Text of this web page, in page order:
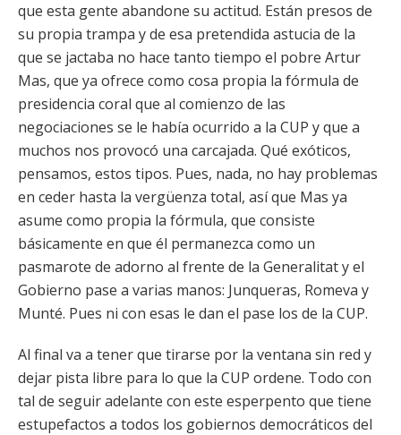
que esta gente abandone su actitud. Están presos de
su propia trampa y de esa pretendida astucia de la
que se jactaba no hace tanto tiempo el pobre Artur
Mas, que ya ofrece como cosa propia la fórmula de
presidencia coral que al comienzo de las
negociaciones se le había ocurrido a la CUP y que a
muchos nos provocó una carcajada. Qué exóticos,
pensamos, estos tipos. Pues, nada, no hay problemas
en ceder hasta la vergüenza total, así que Mas ya
asume como propia la fórmula, que consiste
básicamente en que él permanezca como un
pasmarote de adorno al frente de la Generalitat y el
Gobierno pase a varias manos: Junqueras, Romeva y
Munté. Pues ni con esas le dan el pase los de la CUP.
Al final va a tener que tirarse por la ventana sin red y
dejar pista libre para lo que la CUP ordene. Todo con
tal de seguir adelante con este esperpento que tiene
estupefactos a todos los gobiernos democráticos del